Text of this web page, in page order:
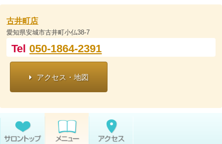
古井町店
愛知県安城市古井町小仏38-7
Tel050-1864-2391
アクセス・地図